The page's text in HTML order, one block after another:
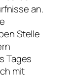
an.
Stelle
Tages
mit